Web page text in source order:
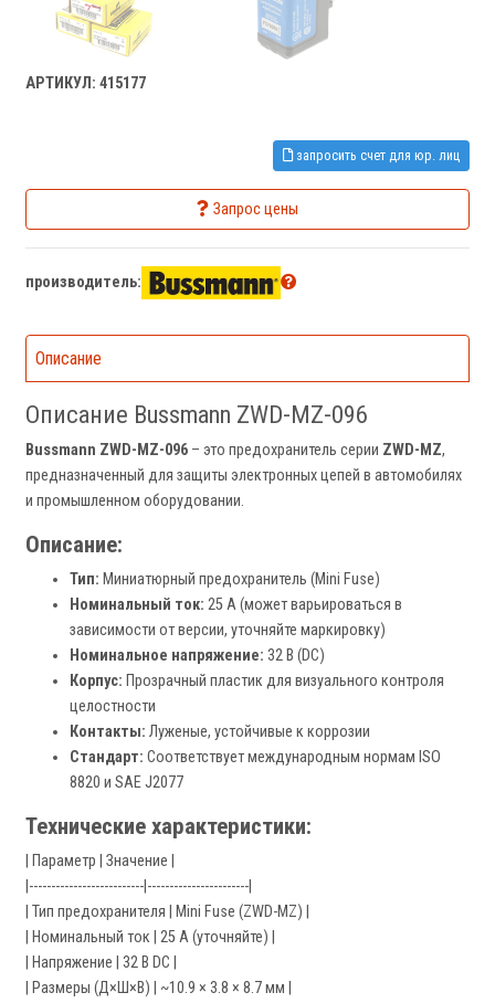
АРТИКУЛ: 415177
запросить счет для юр. лиц
Запрос цены
производитель:
Описание
Описание Bussmann ZWD-MZ-096
Bussmann ZWD-MZ-096 – это предохранитель серии ZWD-MZ,
предназначенный для защиты электронных цепей в автомобилях
и промышленном оборудовании.
Описание:
Тип: Миниатюрный предохранитель (Mini Fuse)
Номинальный ток: 25 А (может варьироваться в
зависимости от версии, уточняйте маркировку)
Номинальное напряжение: 32 В (DC)
Корпус: Прозрачный пластик для визуального контроля
целостности
Контакты: Луженые, устойчивые к коррозии
Стандарт: Соответствует международным нормам ISO
8820 и SAE J2077
Технические характеристики:
| Параметр | Значение |
|--------------------------|-----------------------|
| Тип предохранителя | Mini Fuse (ZWD-MZ) |
| Номинальный ток | 25 А (уточняйте) |
| Напряжение | 32 В DC |
| Размеры (Д×Ш×В) | ~10.9 × 3.8 × 8.7 мм |